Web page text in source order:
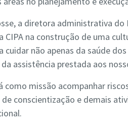
a diretora administrativa do
na construção de uma
cuidar não apenas da saúde
assistência prestada aos
como missão acompanhar
conscientização e demais